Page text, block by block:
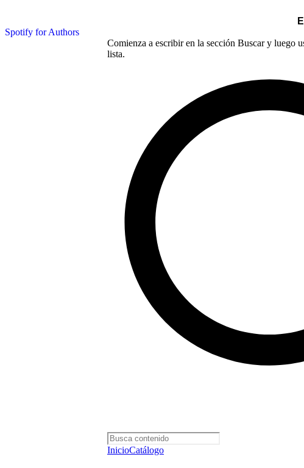
Spotify for Authors
Comienza a escribir en la sección Buscar y luego
lista.
InicioCatálogo